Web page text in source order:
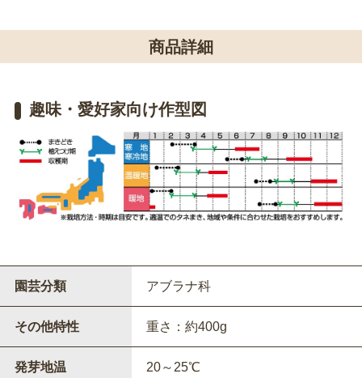
商品詳細
趣味・愛好家向け作型図
園芸分類 アブラナ科
その他特性 重さ：約400g
発芽地温 20～25℃